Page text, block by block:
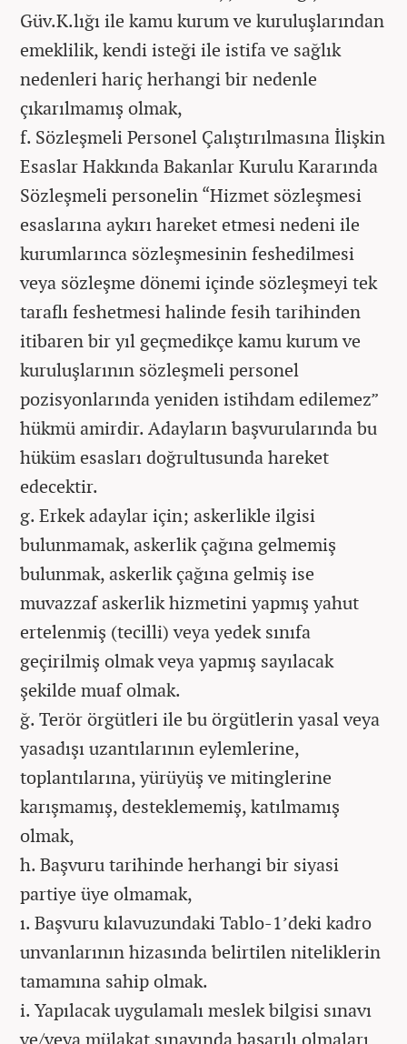
Güv.K.lığı ile kamu kurum ve kuruluşlarından
emeklilik, kendi isteği ile istifa ve sağlık
nedenleri hariç herhangi bir nedenle
çıkarılmamış olmak,
f. Sözleşmeli Personel Çalıştırılmasına İlişkin
Esaslar Hakkında Bakanlar Kurulu Kararında
Sözleşmeli personelin “Hizmet sözleşmesi
esaslarına aykırı hareket etmesi nedeni ile
kurumlarınca sözleşmesinin feshedilmesi
veya sözleşme dönemi içinde sözleşmeyi tek
taraflı feshetmesi halinde fesih tarihinden
itibaren bir yıl geçmedikçe kamu kurum ve
kuruluşlarının sözleşmeli personel
pozisyonlarında yeniden istihdam edilemez”
hükmü amirdir. Adayların başvurularında bu
hüküm esasları doğrultusunda hareket
edecektir.
g. Erkek adaylar için; askerlikle ilgisi
bulunmamak, askerlik çağına gelmemiş
bulunmak, askerlik çağına gelmiş ise
muvazzaf askerlik hizmetini yapmış yahut
ertelenmiş (tecilli) veya yedek sınıfa
geçirilmiş olmak veya yapmış sayılacak
şekilde muaf olmak.
ğ. Terör örgütleri ile bu örgütlerin yasal veya
yasadışı uzantılarının eylemlerine,
toplantılarına, yürüyüş ve mitinglerine
karışmamış, desteklememiş, katılmamış
olmak,
h. Başvuru tarihinde herhangi bir siyasi
partiye üye olmamak,
ı. Başvuru kılavuzundaki Tablo-1’deki kadro
unvanlarının hizasında belirtilen niteliklerin
tamamına sahip olmak.
i. Yapılacak uygulamalı meslek bilgisi sınavı
ve/veya mülakat sınavında başarılı olmaları